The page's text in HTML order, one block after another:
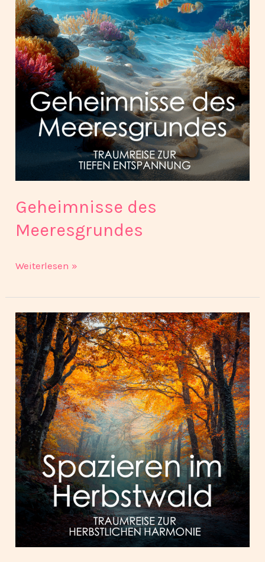
Geheimnisse des
Meeresgrundes
Weiterlesen »
Spazieren
im
Herbstwald